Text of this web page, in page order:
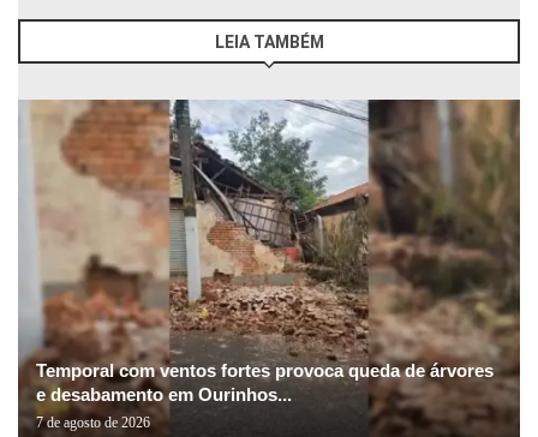
LEIA TAMBÉM
Temporal com ventos fortes provoca queda de árvores
e desabamento em Ourinhos...
7 de agosto de 2026